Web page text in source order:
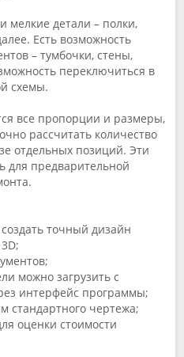
мелкие детали – полки,
Есть возможность
– тумбочки, стены,
переключиться в
схемы.
все пропорции и размеры,
рассчитать количество
отдельных позиций. Эти
для предварительной
точный дизайн
можно загрузить с
интерфейс программы;
стандартного чертежа;
оценки стоимости